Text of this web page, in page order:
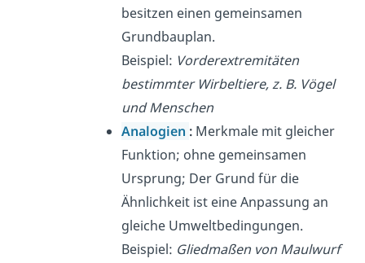
besitzen einen gemeinsamen
Grundbauplan.
Beispiel: Vorderextremitäten
bestimmter Wirbeltiere, z. B. Vögel
und Menschen
Analogien : Merkmale mit gleicher
Funktion; ohne gemeinsamen
Ursprung; Der Grund für die
Ähnlichkeit ist eine Anpassung an
gleiche Umweltbedingungen.
Beispiel: Gliedmaßen von Maulwurf